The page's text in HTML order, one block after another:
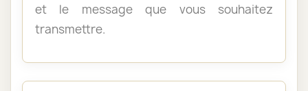
et le message que vous souhaitez
transmettre.